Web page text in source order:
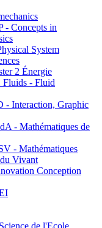
- Concepts in
System
2 Énergie
- Fluid
Interaction, Graphic
- Mathématiques de
- Mathématiques
Vivant
Conception
de l'Ecole